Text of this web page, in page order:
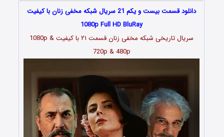
دانلود قسمت بیست و یکم 21 سریال شبکه مخفی زنان با کیفیت
1080p Full HD BluRay
سریال تاریخی شبکه مخفی زنان قسمت ۲۱
با کیفیت 1080p &
720p & 480p